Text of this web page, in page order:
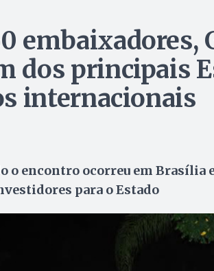
embaixadores,
dos principais
internacionais
o encontro ocorreu em
para o Estado